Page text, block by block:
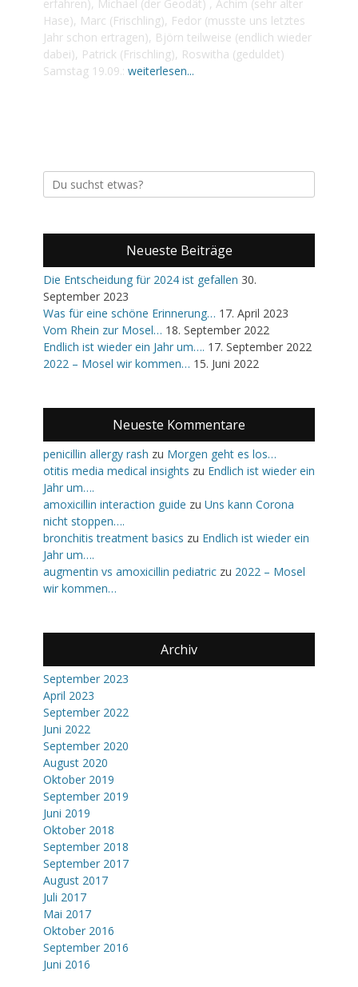
erfahren), Michael (der Geodät) , Achim (sehr alter
Hase), Marc (Frischling), Fedor (musste uns letztes
Jahr schon ertragen), Björn teilweise (endlich wieder
dabei), Patrick (Frischling), Roswitha (geduldet)
Samstag 19.09.: weiterlesen...
Suche
nach:
Neueste Beiträge
Die Entscheidung für 2024 ist gefallen 30.
September 2023
Was für eine schöne Erinnerung… 17. April 2023
Vom Rhein zur Mosel… 18. September 2022
Endlich ist wieder ein Jahr um…. 17. September 2022
2022 – Mosel wir kommen… 15. Juni 2022
Neueste Kommentare
penicillin allergy rash zu Morgen geht es los…
otitis media medical insights zu Endlich ist wieder ein
Jahr um….
amoxicillin interaction guide zu Uns kann Corona
nicht stoppen….
bronchitis treatment basics zu Endlich ist wieder ein
Jahr um….
augmentin vs amoxicillin pediatric zu 2022 – Mosel
wir kommen…
Archiv
September 2023
April 2023
September 2022
Juni 2022
September 2020
August 2020
Oktober 2019
September 2019
Juni 2019
Oktober 2018
September 2018
September 2017
August 2017
Juli 2017
Mai 2017
Oktober 2016
September 2016
Juni 2016